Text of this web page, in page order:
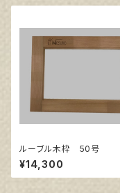
ルーブル木枠 50号
¥14,300